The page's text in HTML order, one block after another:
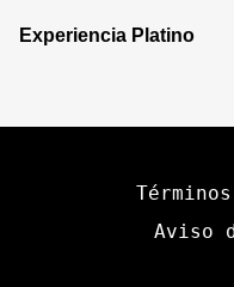
Experiencia Platino
Aviso